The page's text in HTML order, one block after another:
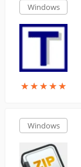
Windows
★★★★★
★★★★★
Windows